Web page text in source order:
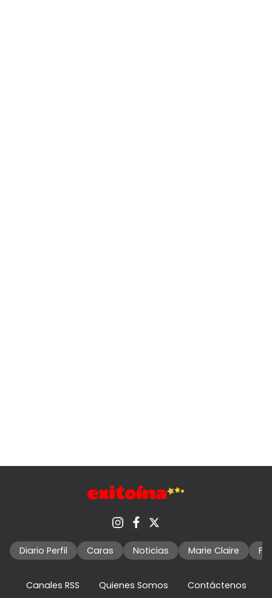
Diario Perfil Caras Noticias Marie Claire
Canales RSS Quienes Somos Contáctenos